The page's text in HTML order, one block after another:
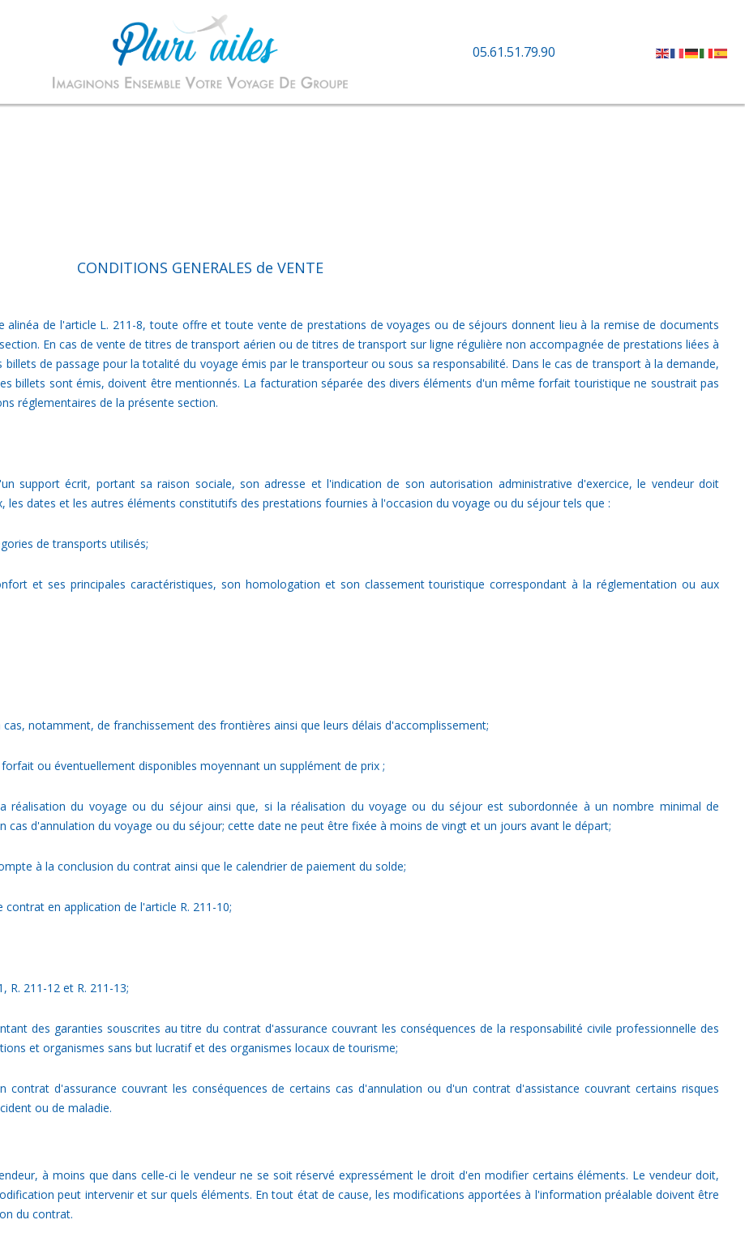
05.61.51.79.90
CONDITIONS GENERALES de VENTE
alinéa de l'article L. 211-8, toute offre et toute vente de prestations de voyages ou de séjours donnent lieu à la remise de documents
En cas de vente de titres de transport aérien ou de titres de transport sur ligne régulière non accompagnée de prestations liées à
de passage pour la totalité du voyage émis par le transporteur ou sous sa responsabilité. Dans le cas de transport à la demande,
billets sont émis, doivent être mentionnés. La facturation séparée des divers éléments d'un même forfait touristique ne soustrait pas
réglementaires de la présente section.
support écrit, portant sa raison sociale, son adresse et l'indication de son autorisation administrative d'exercice, le vendeur doit
dates et les autres éléments constitutifs des prestations fournies à l'occasion du voyage ou du séjour tels que :
de transports utilisés;
et ses principales caractéristiques, son homologation et son classement touristique correspondant à la réglementation ou aux
notamment, de franchissement des frontières ainsi que leurs délais d'accomplissement;
ou éventuellement disponibles moyennant un supplément de prix ;
du voyage ou du séjour ainsi que, si la réalisation du voyage ou du séjour est subordonnée à un nombre minimal de
d'annulation du voyage ou du séjour; cette date ne peut être fixée à moins de vingt et un jours avant le départ;
à la conclusion du contrat ainsi que le calendrier de paiement du solde;
en application de l'article R. 211-10;
R. 211-12 et R. 211-13;
des garanties souscrites au titre du contrat d'assurance couvrant les conséquences de la responsabilité civile professionnelle des
et organismes sans but lucratif et des organismes locaux de tourisme;
d'assurance couvrant les conséquences de certains cas d'annulation ou d'un contrat d'assistance couvrant certains risques
ou de maladie.
à moins que dans celle-ci le vendeur ne se soit réservé expressément le droit d'en modifier certains éléments. Le vendeur doit,
peut intervenir et sur quels éléments. En tout état de cause, les modifications apportées à l'information préalable doivent être
du contrat.